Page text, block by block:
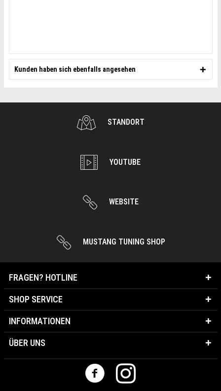
Kunden haben sich ebenfalls angesehen
STANDORT
YOUTUBE
WEBSITE
MUSTANG TUNING SHOP
FRAGEN? HOTLINE
SHOP SERVICE
INFORMATIONEN
ÜBER UNS